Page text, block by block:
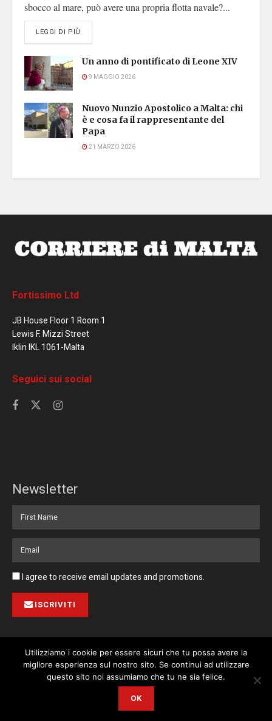
sbocco al mare, può avere una propria flotta navale?...
LEGGI DI PIÙ
Un anno di pontificato di Leone XIV
9 MAGGIO 2026
Nuovo Nunzio Apostolico a Malta: chi
è e cosa fa il rappresentante del
Papa
21 MARZO 2026
Fortissimo Ltd
JB House Floor 1 Room 1
Lewis F. Mizzi Street
Iklin IKL 1061-Malta
Seguici sui social
Newsletter
I agree to receive email updates and promotions.
ISCRIVITI
Pubblicità Collabora con noi Contatto Privacy Policy
© 2023 Corriere di Malta / Fortissimo Ltd
This website uses cookies. By continuing to use this website you are
Utilizziamo i cookie per essere sicuri che tu possa avere la
migliore esperienza sul nostro sito. Se continui ad utilizzare
questo sito noi assumiamo che tu ne sia felice.
OK